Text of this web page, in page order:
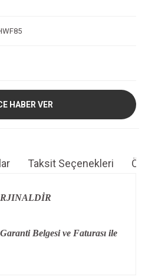
HABER VER
Taksit Seçenekleri
Belgesi ve Faturası ile